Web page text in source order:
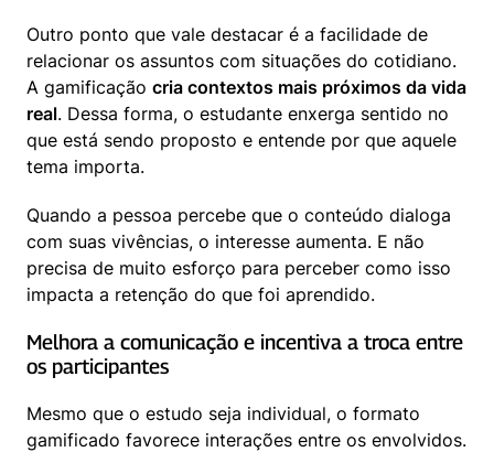
Outro ponto que vale destacar é a facilidade de
relacionar os assuntos com situações do cotidiano.
A gamificação cria contextos mais próximos da vida
real. Dessa forma, o estudante enxerga sentido no
que está sendo proposto e entende por que aquele
tema importa.
Quando a pessoa percebe que o conteúdo dialoga
com suas vivências, o interesse aumenta. E não
precisa de muito esforço para perceber como isso
impacta a retenção do que foi aprendido.
Melhora a comunicação e incentiva a troca entre
os participantes
Mesmo que o estudo seja individual, o formato
gamificado favorece interações entre os envolvidos.